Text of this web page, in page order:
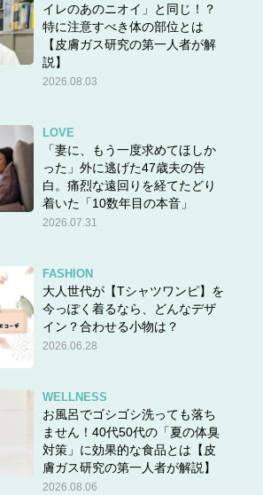
イレのあのニオイ」と同じ！？
特に注意すべき体の部位とは
【皮膚ガス研究の第一人者が解
説】
2026.08.03
LOVE
「妻に、もう一度求めてほしか
った」外に逃げた47歳夫の告
白。痛烈な遠回りを経てたどり
着いた「10数年目の本音」
2026.07.31
FASHION
大人世代が【Tシャツワンピ】を
今っぽく着るなら、どんなデザ
イン？合わせる小物は？
2026.06.28
WELLNESS
お風呂でゴシゴシ洗っても落ち
ません！40代50代の「夏の体臭
対策」に効果的な食品とは【皮
膚ガス研究の第一人者が解説】
2026.08.06